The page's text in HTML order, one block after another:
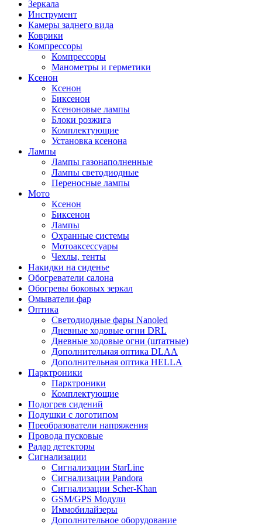
Зеркала
Инструмент
Камеры заднего вида
Коврики
Компрессоры
Компрессоры
Манометры и герметики
Ксенон
Ксенон
Биксенон
Ксеноновые лампы
Блоки розжига
Комплектующие
Установка ксенона
Лампы
Лампы газонаполненные
Лампы светодиодные
Переносные лампы
Мото
Ксенон
Биксенон
Лампы
Охранные системы
Мотоаксессуары
Чехлы, тенты
Накидки на сиденье
Обогреватели салона
Обогревы боковых зеркал
Омыватели фар
Оптика
Светодиодные фары Nanoled
Дневные ходовые огни DRL
Дневные ходовые огни (штатные)
Дополнительная оптика DLAA
Дополнительная оптика HELLA
Парктроники
Парктроники
Комплектующие
Подогрев сидений
Подушки с логотипом
Преобразователи напряжения
Провода пусковые
Радар детекторы
Сигнализации
Сигнализации StarLine
Сигнализации Pandora
Сигнализации Scher-Khan
GSM/GPS Модули
Иммобилайзеры
Дополнительное оборудование